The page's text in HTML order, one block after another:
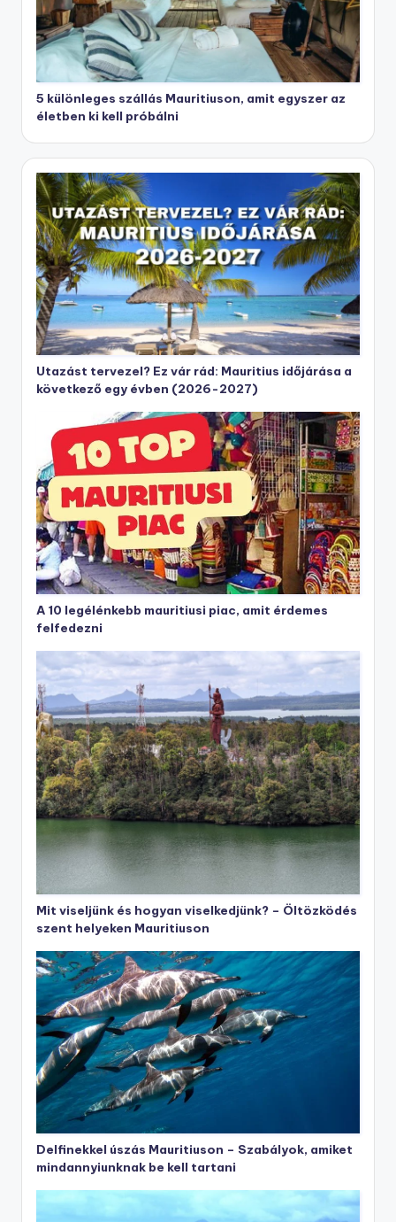
5 különleges szállás Mauritiuson, amit egyszer az
életben ki kell próbálni
Utazást tervezel? Ez vár rád: Mauritius időjárása a
következő egy évben (2026-2027)
A 10 legélénkebb mauritiusi piac, amit érdemes
felfedezni
Mit viseljünk és hogyan viselkedjünk? – Öltözködés
szent helyeken Mauritiuson
Delfinekkel úszás Mauritiuson – Szabályok, amiket
mindannyiunknak be kell tartani